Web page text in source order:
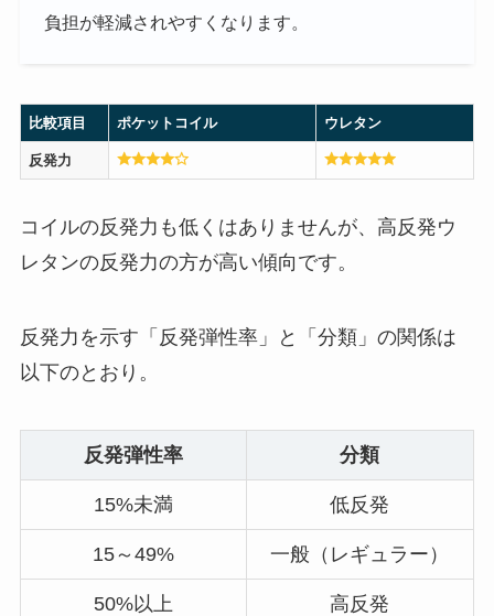
負担が軽減されやすくなります。
比較項目 ポケットコイル ウレタン
反発力
コイルの反発力も低くはありませんが、高反発ウ
レタンの反発力の方が高い傾向です。
反発力を示す「反発弾性率」と「分類」の関係は
以下のとおり。
反発弾性率 分類
15%未満 低反発
15～49% 一般（レギュラー）
50%以上 高反発